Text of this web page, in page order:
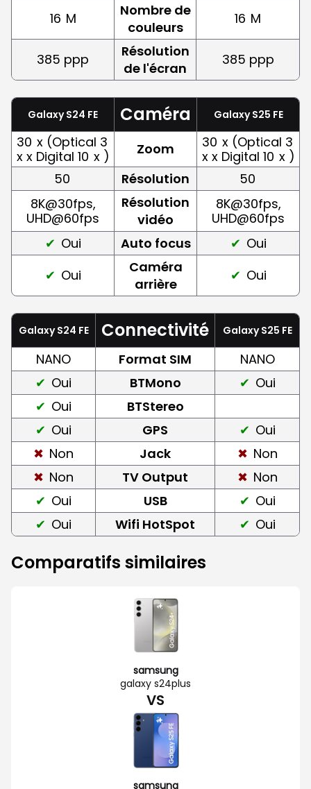
16 M
Nombre de
couleurs
16 M
385 ppp
Résolution
de l'écran
385 ppp
Galaxy S24 FE Caméra Galaxy S25 FE
30 x (Optical 3
x x Digital 10 x ) Zoom 30 x (Optical 3
x x Digital 10 x )
50
Résolution
50
8K@30fps,
UHD@60fps
Résolution
vidéo
8K@30fps,
UHD@60fps
Oui
Auto focus
Oui
Oui
Caméra
arrière
Oui
Galaxy S24 FE Connectivité Galaxy S25 FE
NANO Format SIM
NANO
Oui
BTMono
Oui
Oui
BTStereo
Oui
GPS
Oui
Non
Jack
Non
Non
TV Output
Non
Oui
USB
Oui
Oui
Wifi HotSpot Oui
Comparatifs similaires
samsung
galaxy s24plus
VS
samsung